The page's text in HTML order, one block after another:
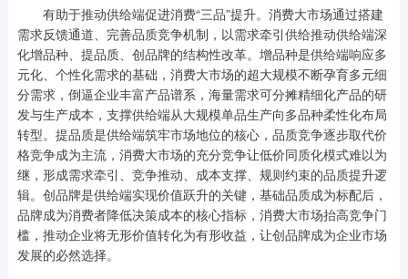
有助于推动供给端促进消费“三品”提升。消费大市场通过搭建
需求反馈通道、完善品质竞争机制，以需求牵引供给推动供给端深
化增品种、提品质、创品牌的结构性改革。增品种是供给端响应多
元化、个性化需求的基础，消费大市场的超大规模不断孕育多元细
分需求，倒逼企业丰富产品谱系，海量需求可分摊精细化产品的研
发与生产成本，支撑供给端从大规模单品生产向多品种柔性化布局
转型。提品质是供给端筑牢市场地位的核心，品质竞争逐步取代价
格竞争成为主流，消费大市场的充分竞争让低价同质化模式难以为
继，形成需求牵引、竞争推动、成本支撑、规则约束的品质提升逻
辑。创品牌是供给端实现价值跃升的关键，基础品质成为标配后，
品牌成为消费者降低决策成本的核心指标，消费大市场抬高竞争门
槛，推动企业将无形价值转化为有形收益，让创品牌成为企业市场
发展的必然选择。